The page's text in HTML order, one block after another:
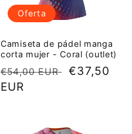
Oferta
Camiseta de pádel manga
corta mujer - Coral (outlet)
Precio
habitual
€54,00 EUR
Precio
€37,50
EUR